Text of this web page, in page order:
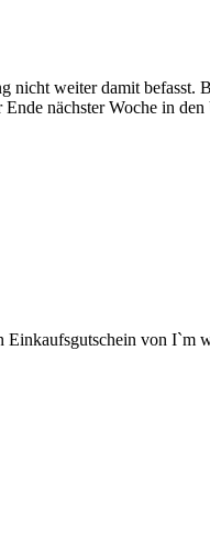
weiter damit befasst.
Ende nächster Woche in
von I`m